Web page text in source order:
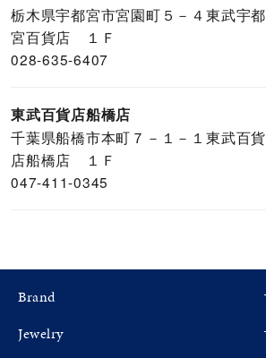
栃木県宇都宮市宮園町５－４東武宇都
宮百貨店 １Ｆ
028-635-6407
東武百貨店船橋店
千葉県船橋市本町７－１－１東武百貨
店船橋店 １Ｆ
047-411-0345
Brand
Jewelry